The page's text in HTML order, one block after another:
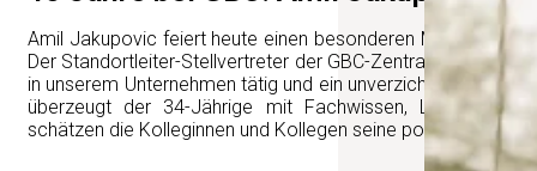
Amil Jakupovic feiert heute einen besonderen Meilenstein
Der Standortleiter-Stellvertreter der GBC-Zentrale
in unserem Unternehmen tätig und ein unverzichtbarer Teil
überzeugt der 34-Jährige mit Fachwissen,
schätzen die Kolleginnen und Kollegen seine positive,